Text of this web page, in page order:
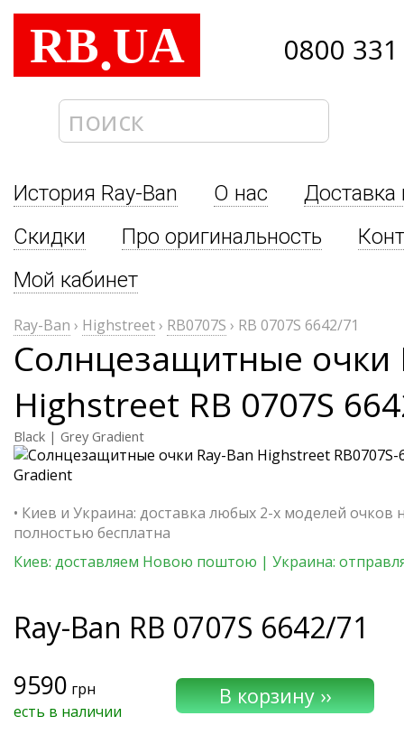
RB.UA 0800
История Ray-Ban О нас
Доставка
Скидки
Про оригинальность
Мой кабинет
Ray-Ban › Highstreet› RB0707S › RB 0707S 6642/71
Солнцезащитные очки
Highstreet RB 0707S
Black | Grey Gradient
• Киев и Украина: доставка любых 2-х моделей очков
полностью бесплатна
Киев: доставляем Новою поштою | Украина:
Ray-Ban RB 0707S 6642/71
9590 грн
есть в наличии